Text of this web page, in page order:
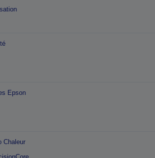
Epson
Chaleur